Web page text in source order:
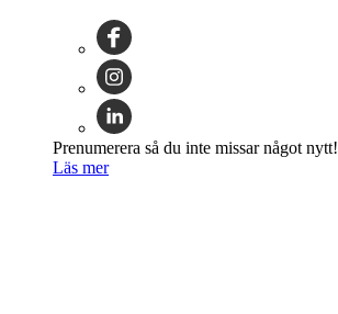
Prenumerera så du inte missar något nytt!
Läs mer